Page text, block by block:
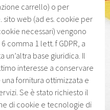
carrello) o per
sito web (ad es. cookie per
necessari) vengono
comma 1 lett. f GDPR, a
base giuridica. Il
interesse a conservare
fornitura ottimizzata e
Se è stato richiesto il
di cookie e tecnologie di